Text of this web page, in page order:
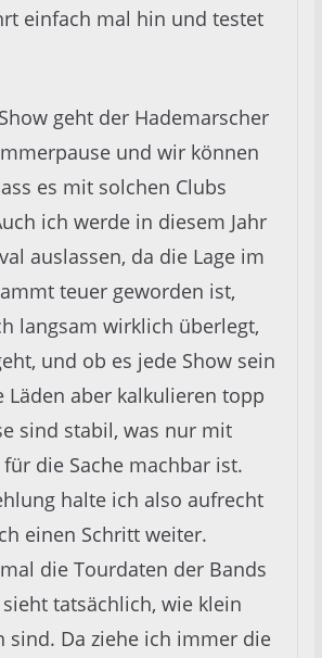
einfach mal hin und testet
geht der Hademarscher
und wir können
es mit solchen Clubs
ich werde in diesem Jahr
auslassen, da die Lage im
teuer geworden ist,
langsam wirklich überlegt,
und ob es jede Show sein
Läden aber kalkulieren topp
sind stabil, was nur mit
die Sache machbar ist.
halte ich also aufrecht
einen Schritt weiter.
die Tourdaten der Bands
tatsächlich, wie klein
sind. Da ziehe ich immer die